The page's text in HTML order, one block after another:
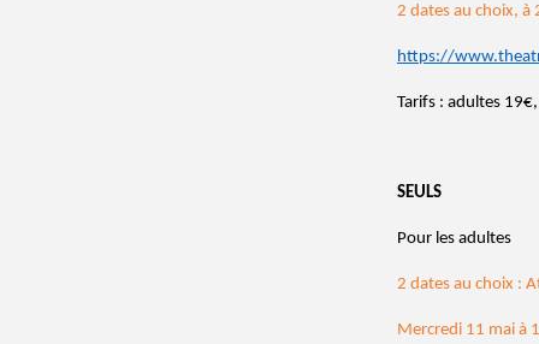
2 dates au choix,
https://
Tarifs : adultes
SEULS
Pour les adultes
2 dates au choix :
Mercredi 11 mai à